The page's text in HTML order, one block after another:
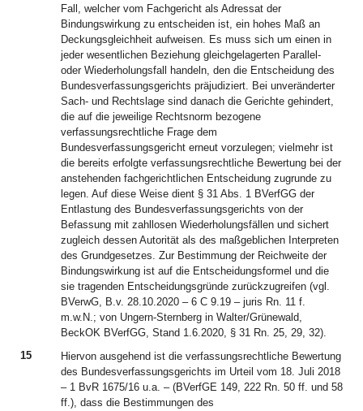
Fall, welcher vom Fachgericht als Adressat der
Bindungswirkung zu entscheiden ist, ein hohes Maß an
Deckungsgleichheit aufweisen. Es muss sich um einen in
jeder wesentlichen Beziehung gleichgelagerten Parallel-
oder Wiederholungsfall handeln, den die Entscheidung des
Bundesverfassungsgerichts präjudiziert. Bei unveränderter
Sach- und Rechtslage sind danach die Gerichte gehindert,
die auf die jeweilige Rechtsnorm bezogene
verfassungsrechtliche Frage dem
Bundesverfassungsgericht erneut vorzulegen; vielmehr ist
die bereits erfolgte verfassungsrechtliche Bewertung bei der
anstehenden fachgerichtlichen Entscheidung zugrunde zu
legen. Auf diese Weise dient § 31 Abs. 1 BVerfGG der
Entlastung des Bundesverfassungsgerichts von der
Befassung mit zahllosen Wiederholungsfällen und sichert
zugleich dessen Autorität als des maßgeblichen Interpreten
des Grundgesetzes. Zur Bestimmung der Reichweite der
Bindungswirkung ist auf die Entscheidungsformel und die
sie tragenden Entscheidungsgründe zurückzugreifen (vgl.
BVerwG, B.v. 28.10.2020 – 6 C 9.19 – juris Rn. 11 f.
m.w.N.; von Ungern-Sternberg in Walter/Grünewald,
BeckOK BVerfGG, Stand 1.6.2020, § 31 Rn. 25, 29, 32).
15
Hiervon ausgehend ist die verfassungsrechtliche Bewertung
des Bundesverfassungsgerichts im Urteil vom 18. Juli 2018
– 1 BvR 1675/16 u.a. – (BVerfGE 149, 222 Rn. 50 ff. und 58
ff.), dass die Bestimmungen des